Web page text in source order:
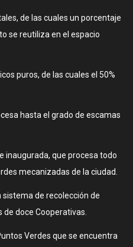
de las cuales un porcentaje
se reutiliza en el espacio
puros, de las cuales el 50%
hasta el grado de escamas
inaugurada, que procesa todo
mecanizadas de la ciudad.
de recolección de
doce Cooperativas.
Verdes que se encuentra